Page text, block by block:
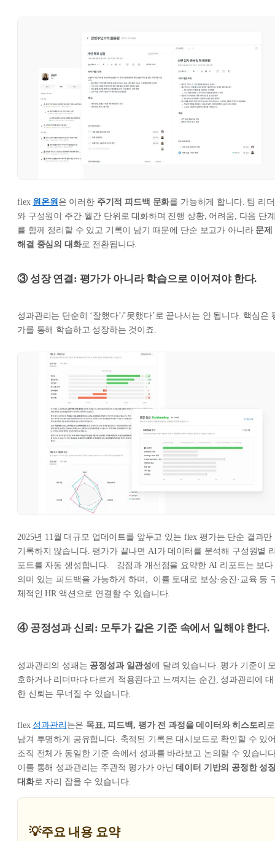
flex 원온원 은 이러한 주기적 피드백 문화를 가능하게 합니다. 팀 리더
와 구성원이 주간·월간 단위로 대화하며 진행 상황, 어려움, 다음 단계
를 함께 정리할 수 있고 기록이 남기 때문에 단순 보고가 아니라 문제
해결 중심의 대화로 전환됩니다.
③ 성장 연결: 평가가 아니라 학습으로 이어져야 한다.
성과관리는 단순히 ‘잘했다’/’못했다’로 끝나서는 안 됩니다. 핵심은
가를 통해 학습하고 성장하는 것이죠.
2025년 11월 대규모 업데이트를 앞두고 있는 flex 평가는 단순 결과만
기록하지 않습니다. 평가가 끝나면 AI가 데이터를 분석해 구성원별
포트를 자동 생성합니다. 강점과 개선점을 요약한 AI 리포트는 보다
의미 있는 피드백을 가능하게 하며, 이를 토대로 보상·승진·교육 등
체적인 HR 액션으로 연결할 수 있습니다.
④ 공정성과 신뢰: 모두가 같은 기준 속에서 일해야 한다.
성과관리의 성패는 공정성과 일관성에 달려 있습니다. 평가 기준이
호하거나 리더마다 다르게 적용된다고 느껴지는 순간, 성과관리에 대
한 신뢰는 무너질 수 있습니다.
flex 성과관리 는은 목표, 피드백, 평가 전 과정을 데이터와 히스토리 로
남겨 투명하게 공유합니다. 축적된 기록은 대시보드로 확인할 수 있
조직 전체가 동일한 기준 속에서 성과를 바라보고 논의할 수 있습니
이를 통해 성과관리는 주관적 평가가 아닌데이터 기반의 공정한 성
대화로 자리 잡을 수 있습니다.
💡주요 내용 요약